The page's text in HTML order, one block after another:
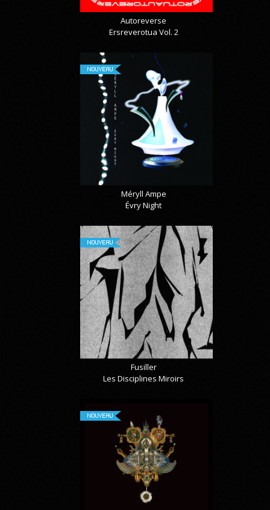
Autoreverse
Ersreverotua Vol. 2
NOUVEAU
Méryll Ampe
Évry Night
NOUVEAU
Fusiller
Les Disciplines Miroirs
NOUVEAU